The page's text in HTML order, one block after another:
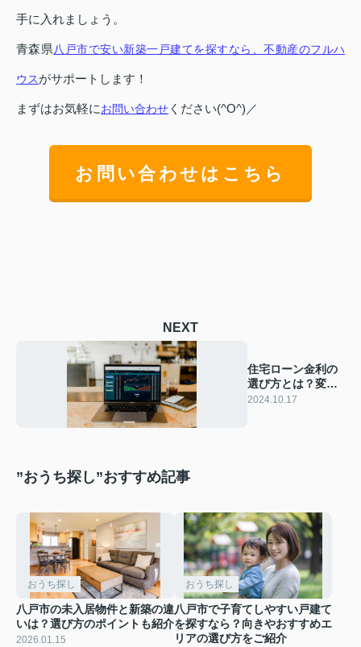
手に入れましょう。
青森県八戸市で安い新築一戸建てを探すなら、不動産のフルハ
ウスがサポートします！
まずはお気軽にお問い合わせ ください(^O^)／
お問い合わせはこちら
NEXT
住宅ローン金利の
選び方とは？変動
金利と固定金利に
2024.10.17
”おうち探し”おすすめ記事
おうち探し
八戸市の未入居物件と新築の違
いは？選び方のポイントも紹介
2026.01.15
おうち探し
八戸市で子育てしやすい戸建て
を探すなら？向きやおすすめエ
リアの選び方をご紹介